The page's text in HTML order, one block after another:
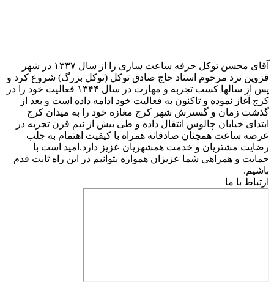
آقای محسن توکل حرفه ساعت سازی را از سال ۱۳۳۷ در شهر
قزوین نزد مرحوم استاد حاج صادق توکل (توکل بزرگ) شروع کرد و
پس از سالها کسب تجربه و مهارت در سال ۱۳۴۴ فعالیت خود را در
کرج آغاز نموده و تاکنون به فعالیت خود ادامه داده است و بعد از
گذشت زمان و گسترش شهر کرج مغازه خود را به میدان کرج
ابتدای خیابان چالوس انتقال داده و طی بیش از نیم قرن تجربه در
عرصه ساعت همچنان صادقانه همراه با کیفیت اهتمام به جلب
رضایت مشتریان و خدمت همشهریان عزیز دارد.امید است با
حمایت و همراهی شما عزیزان همواره بتوانیم در این راه ثابت قدم
باشیم.
ارتباط با ما